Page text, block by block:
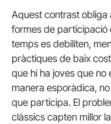
Aquest contrast obliga
formes de participació
temps es debiliten,
pràctiques de baix
que hi ha joves que no
manera esporàdica,
que participa. El
clàssics capten millor